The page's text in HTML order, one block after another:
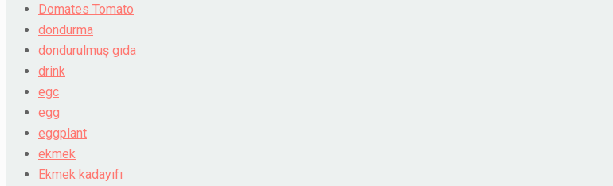
Domates Tomato
dondurma
dondurulmuş gıda
drink
egc
egg
eggplant
ekmek
Ekmek kadayıfı